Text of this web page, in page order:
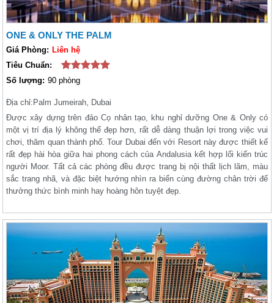
ONE & ONLY THE PALM
Giá Phòng: Liên hệ
Tiêu Chuẩn:
Số lượng: 90 phòng
Địa chỉ: Palm Jumeirah, Dubai
Được xây dựng trên đảo Cọ nhân tạo, khu nghỉ dưỡng One & Only có
một vị trí địa lý không thể đẹp hơn, rất dễ dàng thuận lợi trong việc vui
chơi, thăm quan thành phố. Tour Dubai đến với Resort này được thiết kế
rất đẹp hài hòa giữa hai phong cách của Andalusia kết hợp lối kiến trúc
người Moor. Tất cả các phòng đều được trang bị nội thất lịch lãm, màu
sắc trang nhã, và đặc biệt hướng nhìn ra biển cùng đường chân trời để
thưởng thức bình minh hay hoàng hôn tuyệt đẹp.